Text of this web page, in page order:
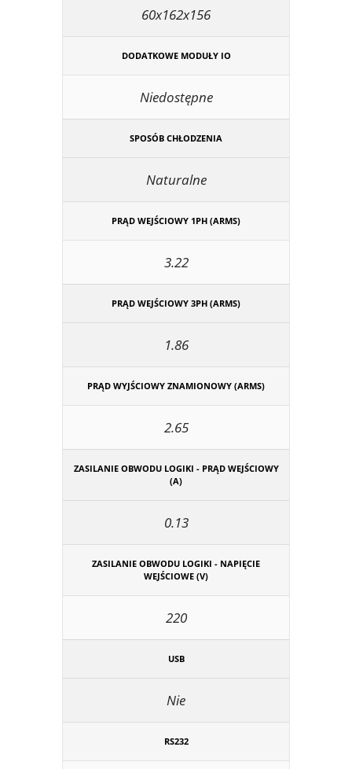
60x162x156
DODATKOWE MODUŁY IO
Niedostępne
SPOSÓB CHŁODZENIA
Naturalne
PRĄD WEJŚCIOWY 1PH (ARMS)
3.22
PRĄD WEJŚCIOWY 3PH (ARMS)
1.86
PRĄD WYJŚCIOWY ZNAMIONOWY (ARMS)
2.65
ZASILANIE OBWODU LOGIKI - PRĄD WEJŚCIOWY
(A)
0.13
ZASILANIE OBWODU LOGIKI - NAPIĘCIE
WEJŚCIOWE (V)
220
USB
Nie
RS232